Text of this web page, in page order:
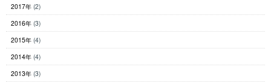
2017年 (2)
2016年 (3)
2015年 (4)
2014年 (4)
2013年 (3)